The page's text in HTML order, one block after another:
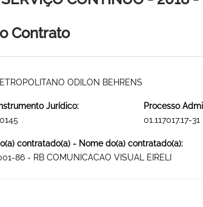
Contrato
ODILON BEHRENS
Jurídico:
Processo
01.117017.17-31
contratado(a) - Nome do(a) contratado(a):
86 - RB COMUNICACAO VISUAL EIRELI